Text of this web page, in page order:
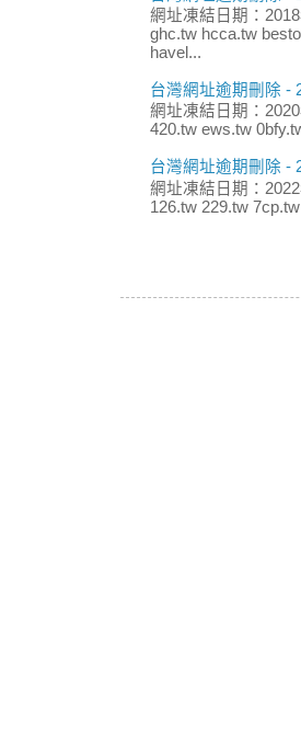
網址凍結日期：
ghc.tw hcca.tw
havel...
台灣網址逾期刪除 -
網址凍結日期：
420.tw ews.tw
台灣網址逾期刪除 -
網址凍結日期：
126.tw 229.tw 7cp.tw